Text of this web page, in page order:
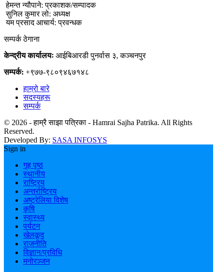
हेमन्त न्यौपाने: प्रकाशक/सम्पादक
सुनिल कुमार लो: अध्यक्ष
यम प्रसाद आचार्य: प्रवन्धक
सम्पर्क ठेगाना
केन्द्रीय कार्यालयः आईबिआरडी पुनर्वास ३, कञ्चनपुर
सम्पर्क: +९७७-९८०९४६७१४८
हाम्रो बारे
सदस्यहरू
सम्पर्क
© 2026 - हाम्रै साझा पत्रिका - Hamrai Sajha Patrika. All Rights
Reserved.
Developed By: SASA INFOSYS
Sign in
गृह पृष्ठ
स्थानीय
राष्ट्रिय
अन्तर्राष्ट्रिय
अष्ट्रेलिया विशेष
कृषि
स्वास्थ्य
पर्यटन
खेलकूद
राजनीति
विज्ञान/प्रविधि
मनोरञ्जन